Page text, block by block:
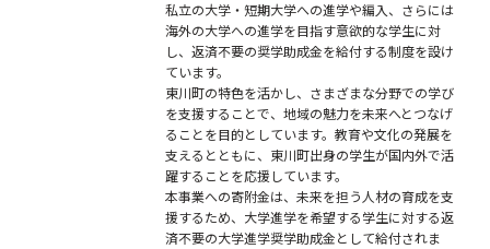
私立の大学・短期大学への進学や編入、さらには
海外の大学への進学を目指す意欲的な学生に対
し、返済不要の奨学助成金を給付する制度を設け
ています。
東川町の特色を活かし、さまざまな分野での学び
を支援することで、地域の魅力を未来へとつなげ
ることを目的としています。教育や文化の発展を
支えるとともに、東川町出身の学生が国内外で活
躍することを応援しています。
本事業への寄附金は、未来を担う人材の育成を支
援するため、大学進学を希望する学生に対する返
済不要の大学進学奨学助成金として給付されま